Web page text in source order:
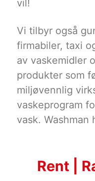
vil!
Vi tilbyr også
firmabiler, taxi
av vaskemidler
produkter som
miljøvennlig
vaskeprogram
vask. Washman
Rent |